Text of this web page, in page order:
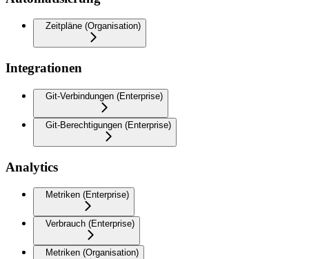
Zeitpläne (Organisation)
Integrationen
Git-Verbindungen (Enterprise)
Git-Berechtigungen (Enterprise)
Analytics
Metriken (Enterprise)
Verbrauch (Enterprise)
Metriken (Organisation)